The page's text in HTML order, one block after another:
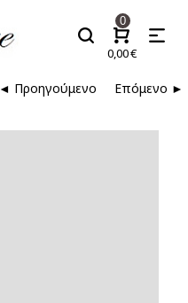
0
0,00€
Επόμενο ►
◄ Προηγούμενο